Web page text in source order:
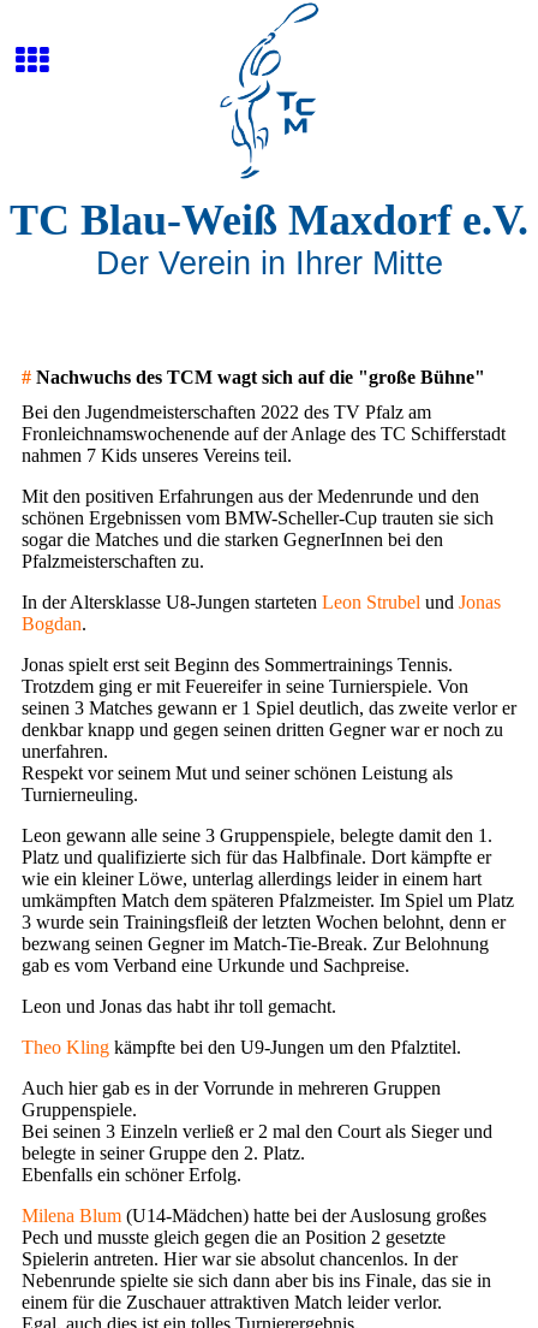
TC Blau-Weiß Maxdorf e.V.
Der Verein in Ihrer Mitte
# Nachwuchs des TCM wagt sich auf die "große Bühne"
Bei den Jugendmeisterschaften 2022 des TV Pfalz am
Fronleichnamswochenende auf der Anlage des TC Schifferstadt
nahmen 7 Kids unseres Vereins teil.
Mit den positiven Erfahrungen aus der Medenrunde und den
schönen Ergebnissen vom BMW-Scheller-Cup trauten sie sich
sogar die Matches und die starken GegnerInnen bei den
Pfalzmeisterschaften zu.
In der Altersklasse U8-Jungen starteten Leon Strubel und Jonas
Bogdan.
Jonas spielt erst seit Beginn des Sommertrainings Tennis.
Trotzdem ging er mit Feuereifer in seine Turnierspiele. Von
seinen 3 Matches gewann er 1 Spiel deutlich, das zweite verlor er
denkbar knapp und gegen seinen dritten Gegner war er noch zu
unerfahren.
Respekt vor seinem Mut und seiner schönen Leistung als
Turnierneuling.
Leon gewann alle seine 3 Gruppenspiele, belegte damit den 1.
Platz und qualifizierte sich für das Halbfinale. Dort kämpfte er
wie ein kleiner Löwe, unterlag allerdings leider in einem hart
umkämpften Match dem späteren Pfalzmeister. Im Spiel um Platz
3 wurde sein Trainingsfleiß der letzten Wochen belohnt, denn er
bezwang seinen Gegner im Match-Tie-Break. Zur Belohnung
gab es vom Verband eine Urkunde und Sachpreise.
Leon und Jonas das habt ihr toll gemacht.
Theo Klingkämpfte bei den U9-Jungen um den Pfalztitel.
Auch hier gab es in der Vorrunde in mehreren Gruppen
Gruppenspiele.
Bei seinen 3 Einzeln verließ er 2 mal den Court als Sieger und
belegte in seiner Gruppe den 2. Platz.
Ebenfalls ein schöner Erfolg.
Milena Blum(U14-Mädchen) hatte bei der Auslosung großes
Pech und musste gleich gegen die an Position 2 gesetzte
Spielerin antreten. Hier war sie absolut chancenlos. In der
Nebenrunde spielte sie sich dann aber bis ins Finale, das sie in
einem für die Zuschauer attraktiven Match leider verlor.